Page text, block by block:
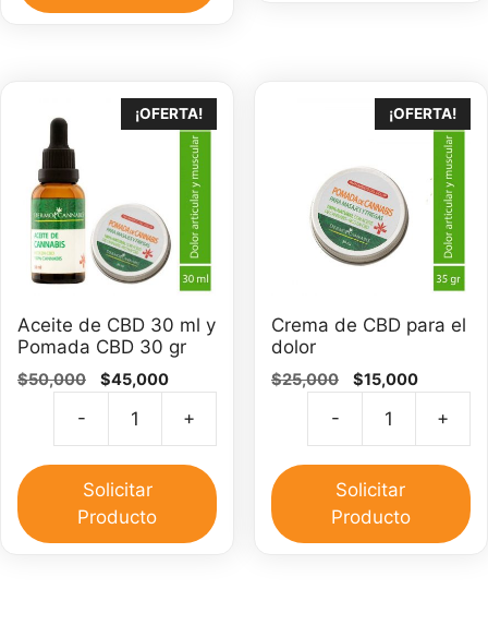
¡OFERTA!
Aceite de CBD 30 ml y
Pomada CBD 30 gr
$50,000
El
original
era:
$50,000.
$45,000El
actual
es:
$45,000.
-
CBD
30
+
Solicitar
Producto
¡OFERTA!
Crema de CBD para el
dolor
$25,000
El
original
era:
$25,000.
$15,000El
actual
es:
$15,000.
- +
Solicitar
Producto